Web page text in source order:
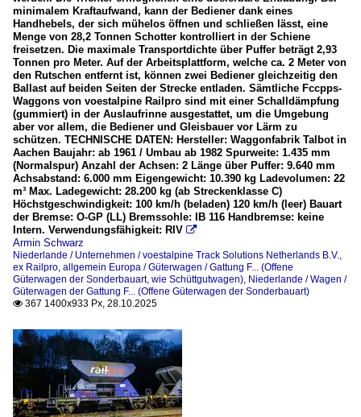
minimalem Kraftaufwand, kann der Bediener dank eines
Handhebels, der sich mühelos öffnen und schließen lässt, eine
Menge von 28,2 Tonnen Schotter kontrolliert in der Schiene
freisetzen. Die maximale Transportdichte über Puffer beträgt 2,93
Tonnen pro Meter. Auf der Arbeitsplattform, welche ca. 2 Meter von
den Rutschen entfernt ist, können zwei Bediener gleichzeitig den
Ballast auf beiden Seiten der Strecke entladen. Sämtliche Fccpps-
Waggons von voestalpine Railpro sind mit einer Schalldämpfung
(gummiert) in der Auslaufrinne ausgestattet, um die Umgebung
aber vor allem, die Bediener und Gleisbauer vor Lärm zu
schützen. TECHNISCHE DATEN: Hersteller: Waggonfabrik Talbot in
Aachen Baujahr: ab 1961 / Umbau ab 1982 Spurweite: 1.435 mm
(Normalspur) Anzahl der Achsen: 2 Länge über Puffer: 9.640 mm
Achsabstand: 6.000 mm Eigengewicht: 10.390 kg Ladevolumen: 22
m³ Max. Ladegewicht: 28.200 kg (ab Streckenklasse C)
Höchstgeschwindigkeit: 100 km/h (beladen) 120 km/h (leer) Bauart
der Bremse: O-GP (LL) Bremssohle: IB 116 Handbremse: keine
Intern. Verwendungsfähigkeit: RIV 
Armin Schwarz
Niederlande / Unternehmen / voestalpine Track Solutions Netherlands B.V.,
ex Railpro, allgemein Europa / Güterwagen / Gattung F... (Offene
Güterwagen der Sonderbauart, wie Schüttgutwagen), Niederlande / Wagen /
Güterwagen der Gattung F... (Offene Güterwagen der Sonderbauart)
 367 1400x933 Px, 28.10.2025